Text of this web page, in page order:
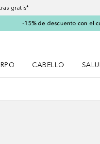
gratis*
-15% de descuento con el
CABELLO